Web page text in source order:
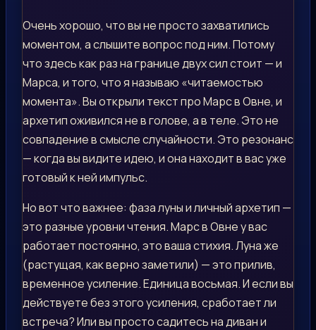
Очень хорошо, что вы не просто захватились
моментом, а слышите вопрос под ним. Потому
что здесь как раз на границе двух сил стоит — и
Марса, и того, что я называю «читаемостью
момента». Вы открыли текст про Марс в Овне, и
архетип оживился не в голове, а в теле. Это не
совпадение в смысле случайности. Это резонанс
— когда вы видите идею, и она находит в вас уже
готовый к ней импульс.
Но вот что важнее: фаза луны и личный архетип —
это разные уровни чтения. Марс в Овне у вас
работает постоянно, это ваша стихия. Луна же
(растущая, как верно заметили) — это прилив,
временное усиление. Единица восьмая. И если вы
действуете без этого усиления, сработает ли
встреча? Или вы просто садитесь на диван и